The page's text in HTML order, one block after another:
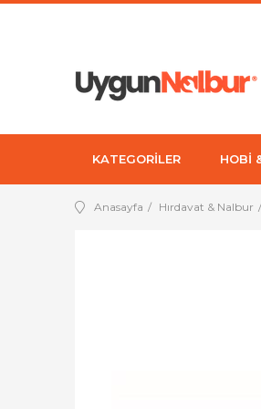
KATEGORİLER HOBİ
Anasayfa Hırdavat & Nalbur